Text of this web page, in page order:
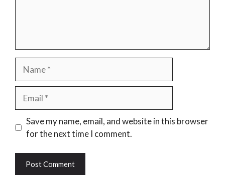
Website
Save my name, email, and website in this browser
for the next time I comment.